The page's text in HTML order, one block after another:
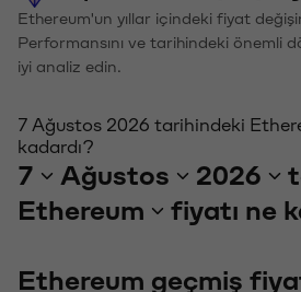
Ethereum'un yıllar içindeki fiyat
Performansını ve tarihindeki önemli
iyi analiz edin.
7 Ağustos 2026 tarihindeki
kadardı?
7 Ağustos 2026
Ethereum
fiyatı ne
Ethereum geçmiş